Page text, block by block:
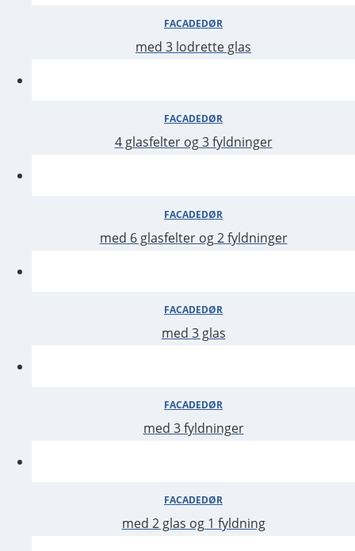
FACADEDØR
med 3 lodrette glas
4 glasfelter og 3 fyldninger
med 6 glasfelter og 2 fyldninger
med 3 glas
med 3 fyldninger
med 2 glas og 1 fyldning